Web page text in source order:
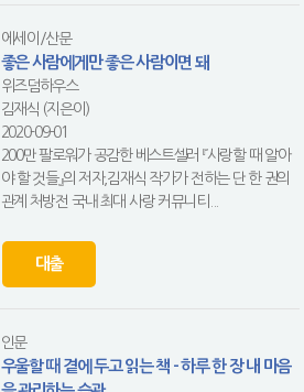
에세이/산문
좋은 사람에게만 좋은 사람이면 돼
위즈덤하우스
김재식 (지은이)
2020-09-01
200만 팔로워가 공감한 베스트셀러 『사랑할 때 알아
야 할 것들』의 저자,김재식 작가가 전하는 단 한 권의
관계 처방전 국내 최대 사랑 커뮤니티...
대출
인문
우울할 때 곁에 두고 읽는 책 - 하루 한 장 내 마음